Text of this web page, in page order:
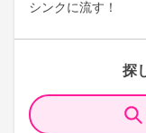
シンクに流す！
探